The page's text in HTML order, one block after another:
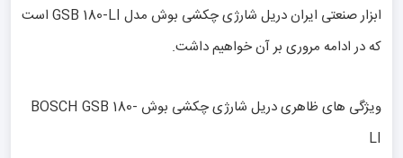
ابزار صنعتی ایران دریل شارژی چکشی بوش مدل GSB 180-LI است
که در ادامه مروری بر آن خواهیم داشت.
ویژگی های ظاهری دریل شارژی چکشی بوش BOSCH GSB 180-
LI